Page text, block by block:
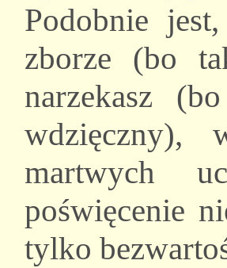
Podobnie
zborze (bo
narzekasz
wdzięczny),
martwych
poświęcenie
tylko